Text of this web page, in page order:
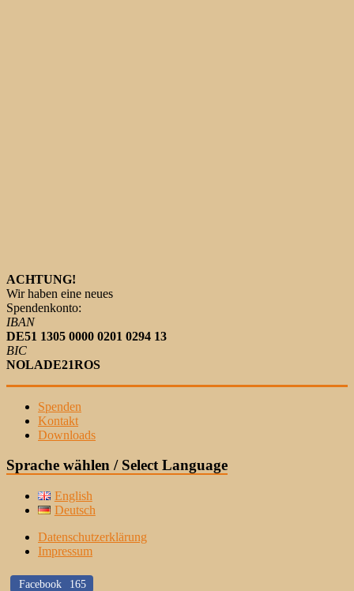
ACHTUNG!
Wir haben eine neues
Spendenkonto:
IBAN
DE51 1305 0000 0201 0294 13
BIC
NOLADE21ROS
Spenden
Kontakt
Downloads
Sprache wählen / Select Language
English
Deutsch
Datenschutzerklärung
Impressum
Facebook 165